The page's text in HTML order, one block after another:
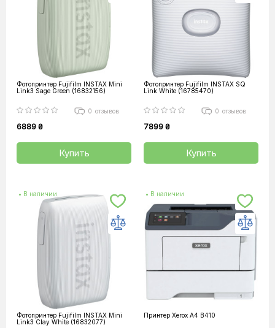
Фотопринтер Fujifilm INSTAX Mini
Link3 Sage Green (16832156)
0 отзывов
6889 ₴
Купить
Фотопринтер Fujifilm INSTAX SQ
Link White (16785470)
0 отзывов
7899 ₴
Купить
• В наличии
Фотопринтер Fujifilm INSTAX Mini
Link3 Clay White (16832077)
• В наличии
Принтер Xerox А4 B410